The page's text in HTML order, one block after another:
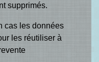
supprimés.
cas les données
les réutiliser à